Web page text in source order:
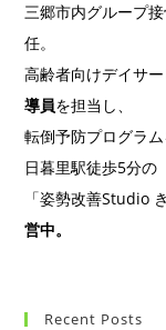
三郷市内グループ
任。
高齢者向けデイサ
導員を担当し、
転倒予防プログラム
日暮里駅徒歩5分の
「姿勢改善Studio
営中。
Recent Posts